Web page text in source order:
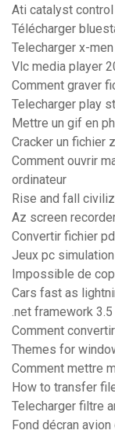
Ati catalyst
Télécharger
Telecharger x-
Vlc media player
Comment graver
Telecharger play
Mettre un gif en
Cracker un fichier
Comment ouvrir
ordinateur
Rise and fall
Az screen
Convertir fichier
Jeux pc
Impossible de
Cars fast as
.net framework
Comment
Themes for
Comment mettre
How to transfer
Telecharger filtre
Fond décran